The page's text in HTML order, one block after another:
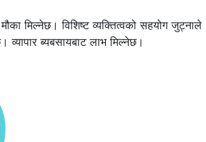
मिल्नेछ। विशिष्ट व्यक्तित्वको सहयोग जुट्नाले
ब्यबसायबाट लाभ मिल्नेछ।